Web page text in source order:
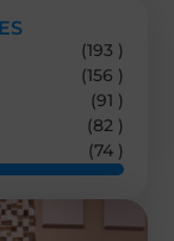
(193 )
(156 )
(91 )
(82 )
(74 )